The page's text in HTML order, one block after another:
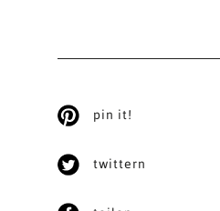
pin it!
twittern